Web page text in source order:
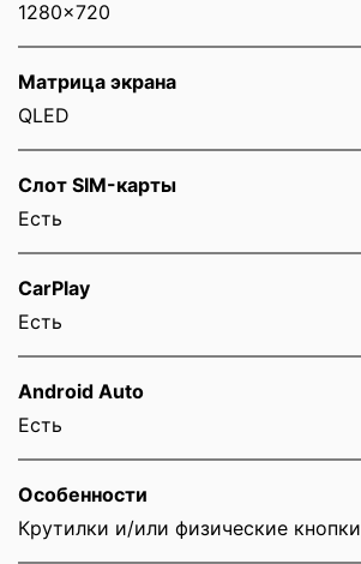
1280x720
Матрица экрана
QLED
Слот SIM-карты
Eсть
CarPlay
Есть
Android Auto
Есть
Особенности
Крутилки и/или физические кнопки